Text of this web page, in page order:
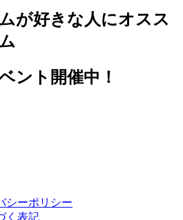
が好きな人にオスス
ント開催中！
シーポリシー
く表記